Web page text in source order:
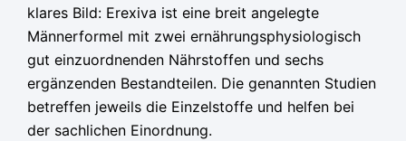
klares Bild: Erexiva ist eine breit angelegte
Männerformel mit zwei ernährungsphysiologisch
gut einzuordnenden Nährstoffen und sechs
ergänzenden Bestandteilen. Die genannten Studien
betreffen jeweils die Einzelstoffe und helfen bei
der sachlichen Einordnung.